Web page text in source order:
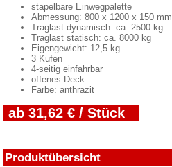
stapelbare Einwegpalette
Abmessung: 800 x 1200 x 150 mm
Traglast dynamisch: ca. 2500 kg
Traglast statisch: ca. 8000 kg
Eigengewicht: 12,5 kg
3 Kufen
4-seitig einfahrbar
offenes Deck
Farbe: anthrazit
ab 31,62 € / Stück
Produktübersicht